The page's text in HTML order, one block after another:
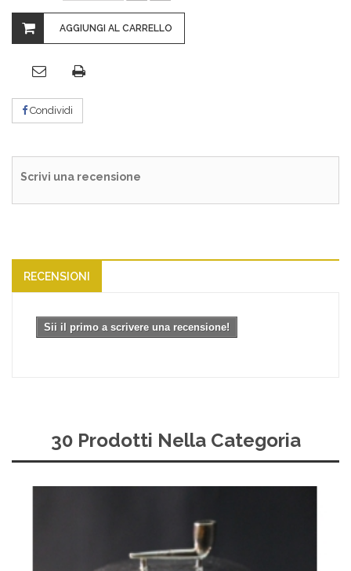
AGGIUNGI AL CARRELLO
Condividi
Scrivi una recensione
RECENSIONI
Sii il primo a scrivere una recensione!
30 Prodotti Nella Categoria